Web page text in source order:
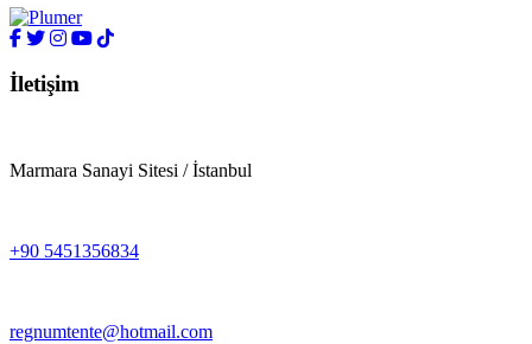
İletişim
Marmara Sanayi Sitesi / İstanbul
+90 5451356834
regnumtente@hotmail.com